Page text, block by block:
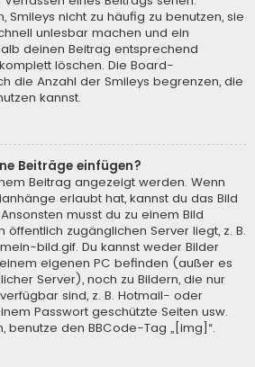
Smileys nicht zu häufig zu benutzen, sie
unlesbar machen und ein
deinen Beitrag entsprechend
löschen. Die Board-
die Anzahl der Smileys begrenzen, die
kannst.
Beiträge einfügen?
Beitrag angezeigt werden. Wenn
erlaubt hat, kannst du das Bild
musst du zu einem Bild
öffentlich zugänglichen Server liegt, z. B.
bild.gif. Du kannst weder Bilder
eigenen PC befinden (außer es
Server), noch zu Bildern, die nur
sind, z. B. Hotmail- oder
Passwort geschützte Seiten usw.
benutze den BBCode-Tag „[img]“.